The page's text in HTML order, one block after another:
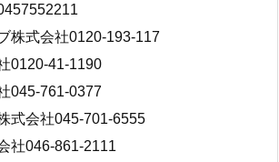
株式会社0120-193-117
0120-41-1190
045-761-0377
式会社045-701-6555
社046-861-2111